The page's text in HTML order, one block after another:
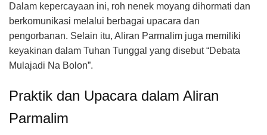
Dalam kepercayaan ini, roh nenek moyang dihormati dan
berkomunikasi melalui berbagai upacara dan
pengorbanan. Selain itu, Aliran Parmalim juga memiliki
keyakinan dalam Tuhan Tunggal yang disebut “Debata
Mulajadi Na Bolon”.
Praktik dan Upacara dalam Aliran
Parmalim